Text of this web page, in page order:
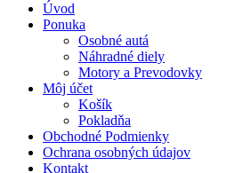
Úvod
Ponuka
Osobné autá
Náhradné diely
Motory a Prevodovky
Môj účet
Košík
Pokladňa
Obchodné Podmienky
Ochrana osobných údajov
Kontakt